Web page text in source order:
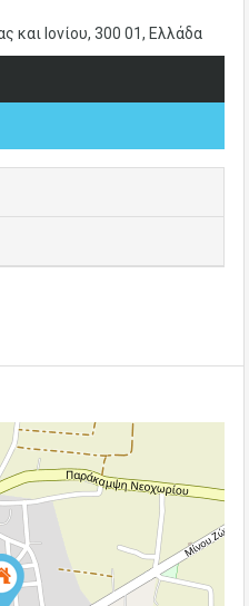
και Ιονίου, 300 01, Ελλάδα